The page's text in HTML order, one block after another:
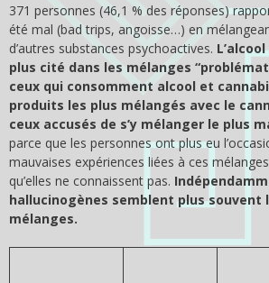
371 personnes (46,1 % des réponses)
été mal (bad trips, angoisse…) en
d’autres substances psychoactives.
plus cité dans les mélanges
ceux qui consomment alcool et
produits les plus mélangés avec le
ceux accusés de s’y mélanger le plus
parce que les personnes ont plus eu
mauvaises expériences liées à ces
qu’elles ne connaissent pas.
hallucinogènes semblent plus souvent
mélanges.